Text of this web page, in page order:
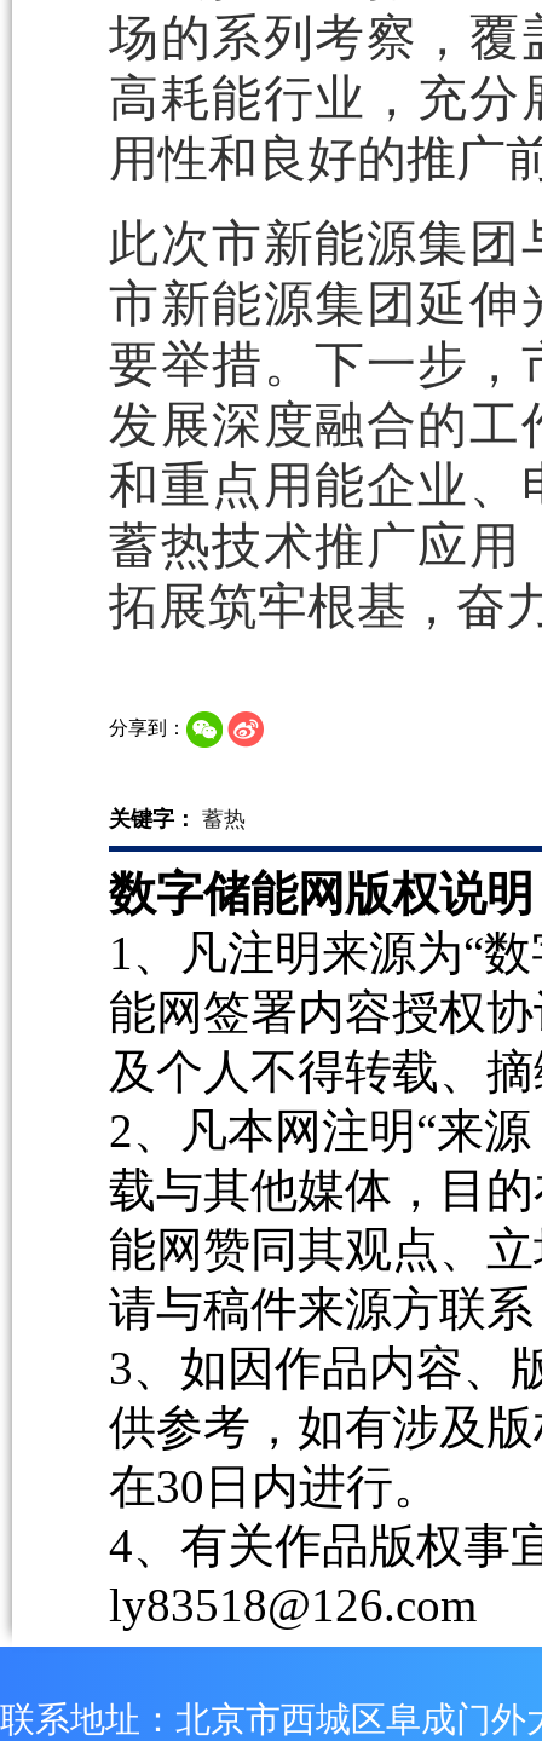
场的系列考察，覆
高耗能行业，充分
用性和良好的推广
此次市新能源集
市新能源集团延伸
要举措。下一步，
发展深度融合的工
和重点用能企业、
蓄热技术推广应用
拓展筑牢根基，奋
分享到：
关键字： 蓄热
数字储能网版权说
1、凡注明来源为“
能网签署内容授权
及个人不得转载、
2、凡本网注明“来
载与其他媒体，目
能网赞同其观点、
请与稿件来源方联
3、如因作品内容、
供参考，如有涉及
在30日内进行。
4、有关作品版权事
ly83518@126.com
联系地址：北京市西城区阜成门外